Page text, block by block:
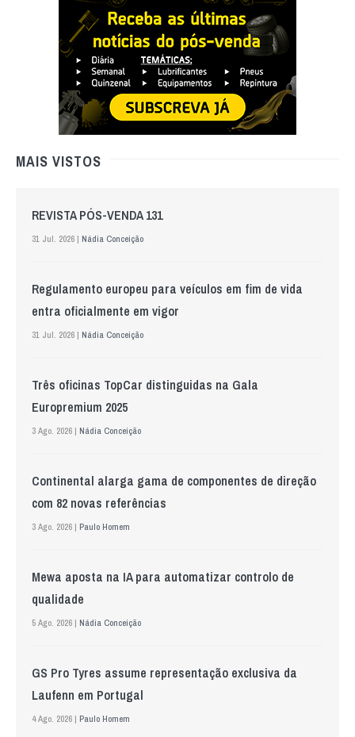
MAIS VISTOS
REVISTA PÓS-VENDA 131
31 Jul. 2026 | Nádia Conceição
Regulamento europeu para veículos em fim de vida
entra oficialmente em vigor
31 Jul. 2026 | Nádia Conceição
Três oficinas TopCar distinguidas na Gala
Europremium 2025
3 Ago. 2026 | Nádia Conceição
Continental alarga gama de componentes de direção
com 82 novas referências
3 Ago. 2026 | Paulo Homem
Mewa aposta na IA para automatizar controlo de
qualidade
5 Ago. 2026 | Nádia Conceição
GS Pro Tyres assume representação exclusiva da
Laufenn em Portugal
4 Ago. 2026 | Paulo Homem